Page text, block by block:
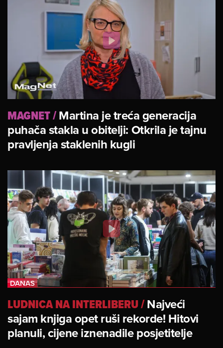
MAGNET/Martina je treća generacija
puhača stakla u obitelji: Otkrila je tajnu
pravljenja staklenih kugli
LUDNICA NA INTERLIBERU/Najveći
sajam knjiga opet ruši rekorde! Hitovi
planuli, cijene iznenadile posjetitelje